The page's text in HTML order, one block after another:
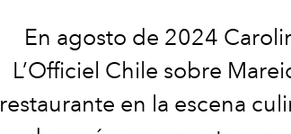
En agosto de 2024 Caroli
L’Officiel Chile sobre
restaurante en la escena